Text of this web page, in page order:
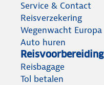
Service & Contact
Reisverzekering
Wegenwacht Europa
Auto huren
Reisvoorbereiding
Reisbagage
Tol betalen